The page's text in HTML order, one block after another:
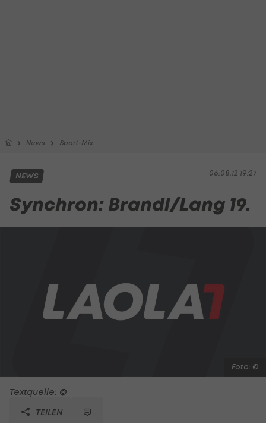
News Sport-Mix
06.08.12 19:27
NEWS
Synchron: Brandl/Lang 19.
Foto: ©
Textquelle: ©
TEILEN